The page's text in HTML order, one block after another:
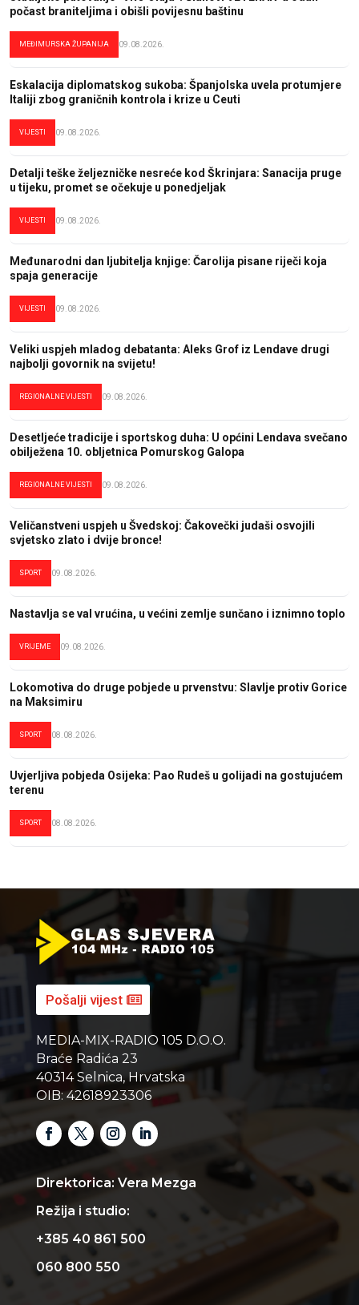
počast braniteljima i obišli povijesnu baštinu
MEĐIMURSKA ŽUPANIJA 09.08.2026.
Eskalacija diplomatskog sukoba: Španjolska uvela protumjere
Italiji zbog graničnih kontrola i krize u Ceuti
VIJESTI 09.08.2026.
Detalji teške željezničke nesreće kod Škrinjara: Sanacija pruge
u tijeku, promet se očekuje u ponedjeljak
VIJESTI 09.08.2026.
Međunarodni dan ljubitelja knjige: Čarolija pisane riječi koja
spaja generacije
VIJESTI 09.08.2026.
Veliki uspjeh mladog debatanta: Aleks Grof iz Lendave drugi
najbolji govornik na svijetu!
REGIONALNE VIJESTI 09.08.2026.
Desetljeće tradicije i sportskog duha: U općini Lendava svečano
obilježena 10. obljetnica Pomurskog Galopa
REGIONALNE VIJESTI 09.08.2026.
Veličanstveni uspjeh u Švedskoj: Čakovečki judaši osvojili
svjetsko zlato i dvije bronce!
SPORT 09.08.2026.
Nastavlja se val vrućina, u većini zemlje sunčano i iznimno toplo
VRIJEME 09.08.2026.
Lokomotiva do druge pobjede u prvenstvu: Slavlje protiv Gorice
na Maksimiru
SPORT 08.08.2026.
Uvjerljiva pobjeda Osijeka: Pao Rudeš u golijadi na gostujućem
terenu
SPORT 08.08.2026.
Pošalji vijest
MEDIA-MIX-RADIO 105 D.O.O.
Braće Radića 23
40314 Selnica, Hrvatska
OIB: 42618923306
Direktorica: Vera Mezga
Režija i studio:
+385 40 861 500
060 800 550